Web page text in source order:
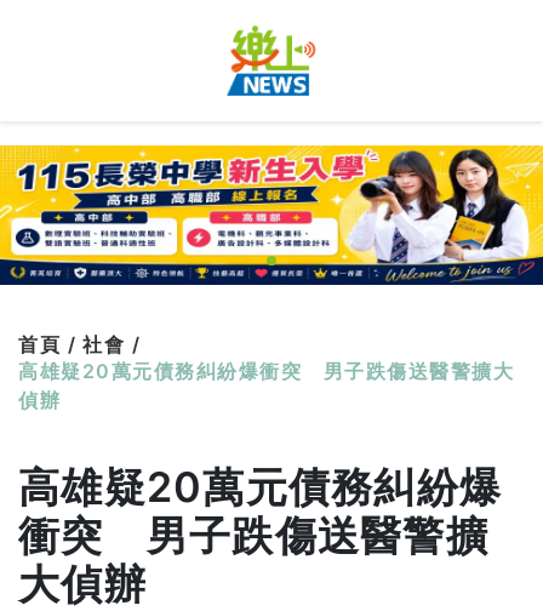
首頁 / 社會 /
高雄疑20萬元債務糾紛爆衝突 男子跌傷送醫警擴大
偵辦
高雄疑20萬元債務糾紛爆
衝突 男子跌傷送醫警擴
大偵辦